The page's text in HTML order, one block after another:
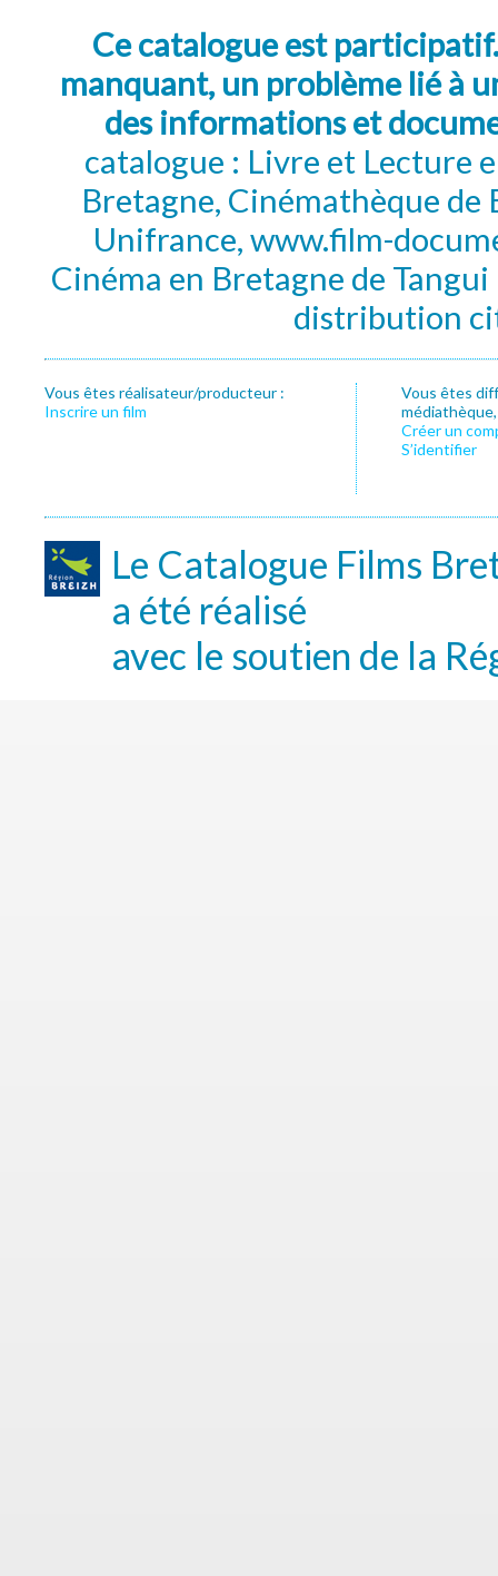
Ce catalogue est
manquant, un problème lié à
des informations et
catalogue : Livre et Lecture
Bretagne, Cinémathèque de
Unifrance, www.film-
Cinéma en Bretagne de
distribution
Vous êtes réalisateur/producteur :
Inscrire un film
Vous êtes
Créer un
S’identifier
Le Catalogue Films
a été réalisé
avec le soutien de la